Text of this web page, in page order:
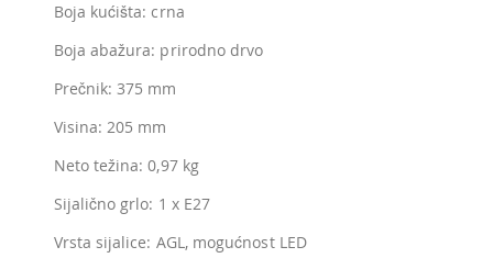
Boja kućišta: crna
Boja abažura: prirodno drvo
Prečnik: 375 mm
Visina: 205 mm
Neto težina: 0,97 kg
Sijalično grlo: 1 x E27
Vrsta sijalice: AGL, mogućnost LED